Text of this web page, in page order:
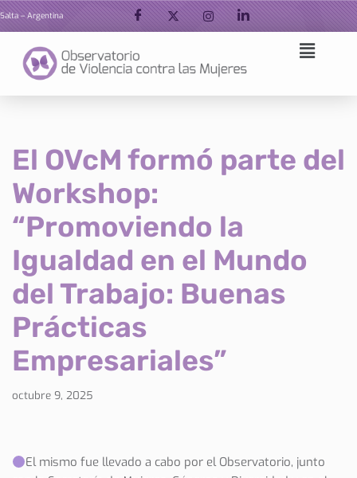
contenido
Salta – Argentina
El OVcM formó parte del
Workshop:
“Promoviendo la
Igualdad en el Mundo
del Trabajo: Buenas
Prácticas
Empresariales”
octubre 9, 2025
El mismo fue llevado a cabo por el Observatorio, junto